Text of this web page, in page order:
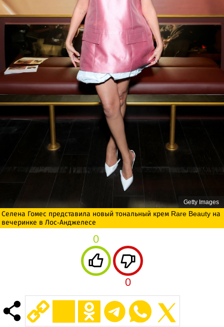
Getty Images
Селена Гомес представила новый тональный крем Rare Beauty на
вечеринке в Лос-Анджелесе
0
0